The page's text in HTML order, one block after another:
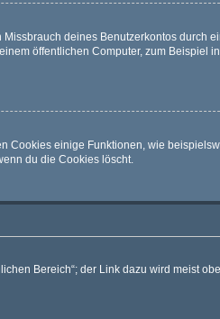
deines Benutzerkontos durch
öffentlichen Computer, zum Beispiel
Cookies einige Funktionen, wie
du die Cookies löscht.
Bereich“; der Link dazu wird meist